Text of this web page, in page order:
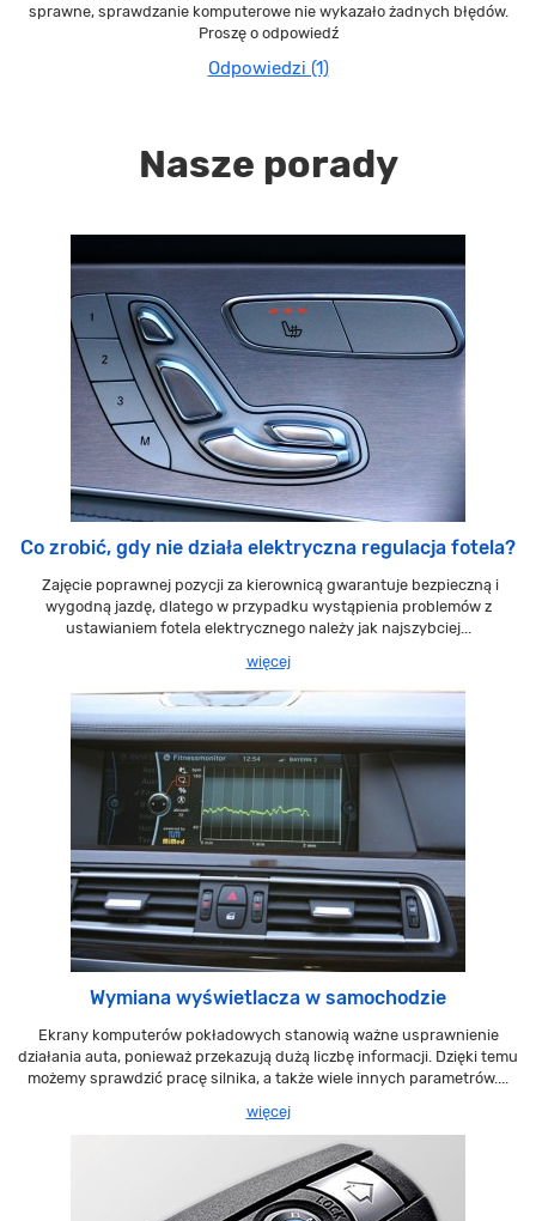
sprawne, sprawdzanie komputerowe nie wykazało żadnych błędów.
Proszę o odpowiedź
Odpowiedzi (1)
Nasze porady
Co zrobić, gdy nie działa elektryczna regulacja fotela?
Zajęcie poprawnej pozycji za kierownicą gwarantuje bezpieczną i
wygodną jazdę, dlatego w przypadku wystąpienia problemów z
ustawianiem fotela elektrycznego należy jak najszybciej...
więcej
Wymiana wyświetlacza w samochodzie
Ekrany komputerów pokładowych stanowią ważne usprawnienie
działania auta, ponieważ przekazują dużą liczbę informacji. Dzięki temu
możemy sprawdzić pracę silnika, a także wiele innych parametrów....
więcej